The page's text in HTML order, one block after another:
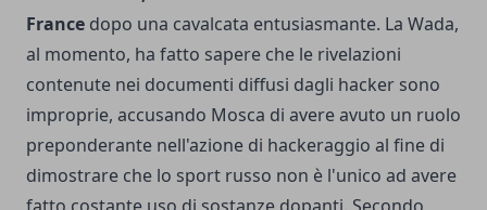
France dopo una cavalcata entusiasmante. La Wada,
al momento, ha fatto sapere che le rivelazioni
contenute nei documenti diffusi dagli hacker sono
improprie, accusando Mosca di avere avuto un ruolo
preponderante nell'azione di hackeraggio al fine di
dimostrare che lo sport russo non è l'unico ad avere